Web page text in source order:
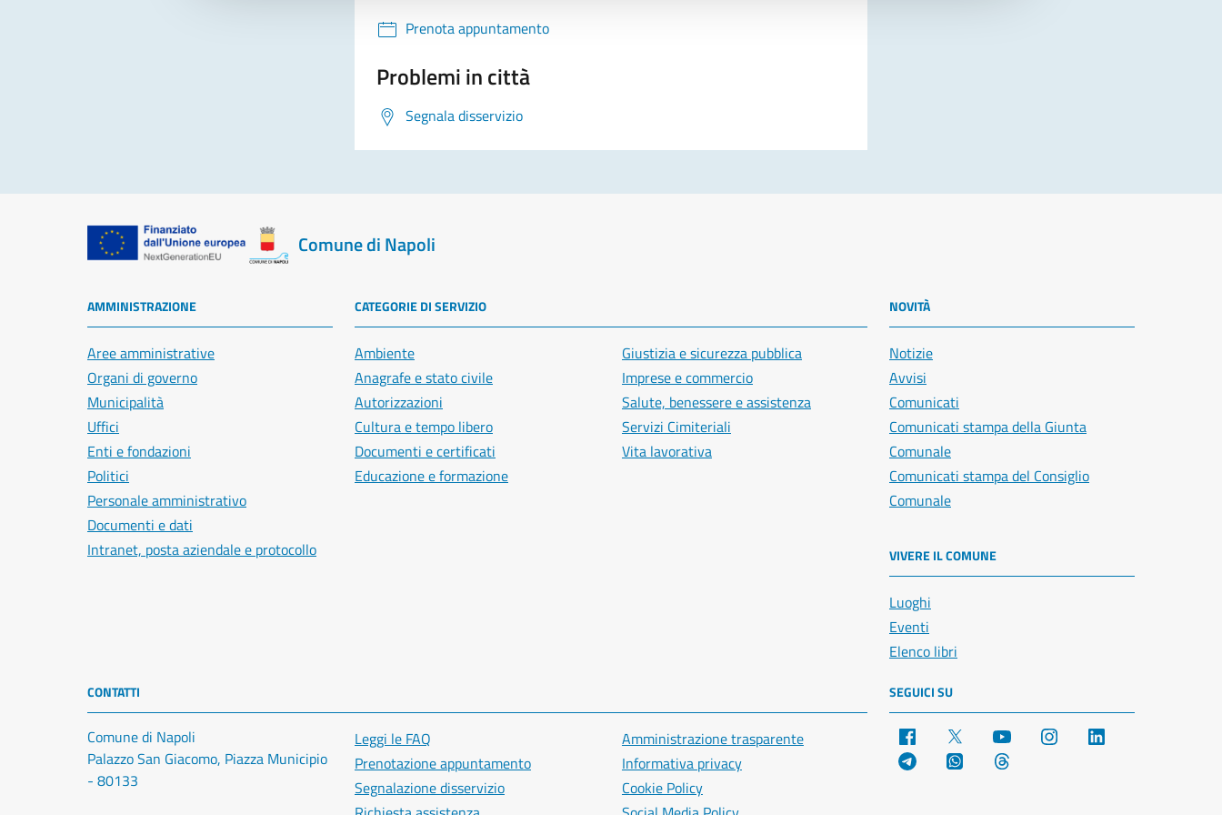
Prenota appuntamento
Problemi in città
Segnala disservizio
Comune di Napoli
AMMINISTRAZIONE
Aree amministrative
Organi di governo
Municipalità
Uffici
Enti e fondazioni
Politici
Personale amministrativo
Documenti e dati
Intranet, posta aziendale e protocollo
CATEGORIE DI SERVIZIO
Ambiente
Anagrafe e stato civile
Autorizzazioni
Cultura e tempo libero
Documenti e certificati
Educazione e formazione
Giustizia e sicurezza pubblica
Imprese e commercio
Salute, benessere e assistenza
Servizi Cimiteriali
Vita lavorativa
NOVITÀ
Notizie
Avvisi
Comunicati
Comunicati stampa della Giunta
Comunale
Comunicati stampa del Consiglio
Comunale
VIVERE IL COMUNE
Luoghi
Eventi
Elenco libri
CONTATTI
Comune di Napoli
Palazzo San Giacomo, Piazza Municipio
- 80133
Leggi le FAQ
Prenotazione appuntamento
Segnalazione disservizio
Amministrazione trasparente
Informativa privacy
Cookie Policy
SEGUICI SU
Facebook YouTube Instagram
Telegram WhatsApp